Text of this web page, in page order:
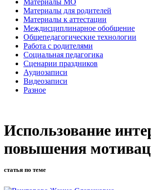
Материалы для родителей
Материалы к аттестации
Междисциплинарное обобщение
Общепедагогические технологии
Работа с родителями
Социальная педагогика
Сценарии праздников
Аудиозаписи
Видеозаписи
Разное
Использование
повышения
статья по теме